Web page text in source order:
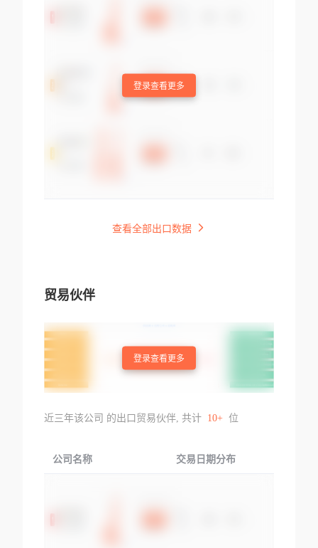
登录查看更多
查看全部出口数据
贸易伙伴
登录查看更多
近三年该公司 的出口贸易伙伴, 共计 10+ 位
公司名称 交易日期分布